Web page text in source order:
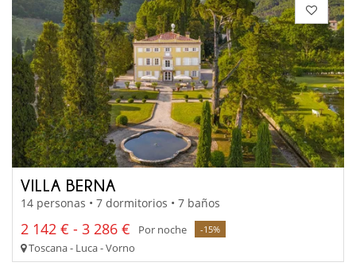
VILLA BERNA
14 personas • 7 dormitorios • 7 baños
2 142 € - 3 286 € Por noche -15%
Toscana - Luca - Vorno